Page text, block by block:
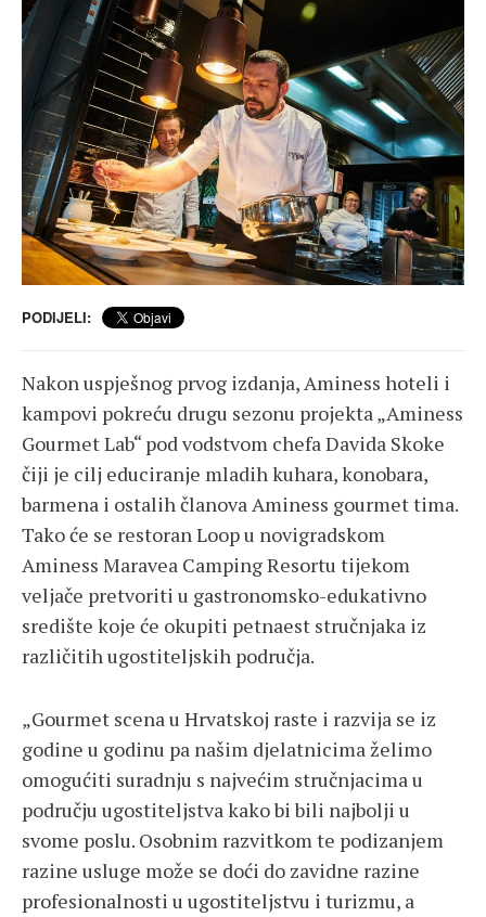
PODIJELI:
Nakon uspješnog prvog izdanja, Aminess hoteli i
kampovi pokreću drugu sezonu projekta „Aminess
Gourmet Lab“ pod vodstvom chefa Davida Skoke
čiji je cilj educiranje mladih kuhara, konobara,
barmena i ostalih članova Aminess gourmet tima.
Tako će se restoran Loop u novigradskom
Aminess Maravea Camping Resortu tijekom
veljače pretvoriti u gastronomsko-edukativno
središte koje će okupiti petnaest stručnjaka iz
različitih ugostiteljskih područja.
„Gourmet scena u Hrvatskoj raste i razvija se iz
godine u godinu pa našim djelatnicima želimo
omogućiti suradnju s najvećim stručnjacima u
području ugostiteljstva kako bi bili najbolji u
svome poslu. Osobnim razvitkom te podizanjem
razine usluge može se doći do zavidne razine
profesionalnosti u ugostiteljstvu i turizmu, a